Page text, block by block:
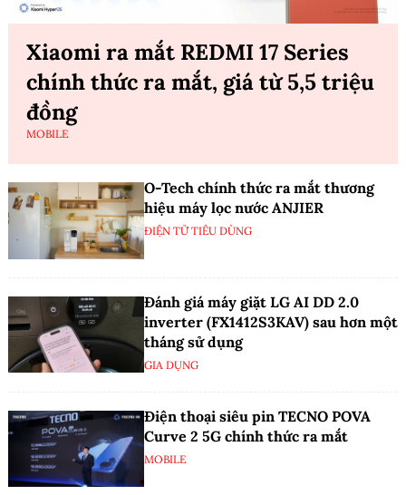
Xiaomi ra mắt REDMI 17 Series
chính thức ra mắt, giá từ 5,5 triệu
đồng
MOBILE
O-Tech chính thức ra mắt thương
hiệu máy lọc nước ANJIER
ĐIỆN TỬ TIÊU DÙNG
Đánh giá máy giặt LG AI DD 2.0
inverter (FX1412S3KAV) sau hơn một
tháng sử dụng
GIA DỤNG
Điện thoại siêu pin TECNO POVA
Curve 2 5G chính thức ra mắt
MOBILE